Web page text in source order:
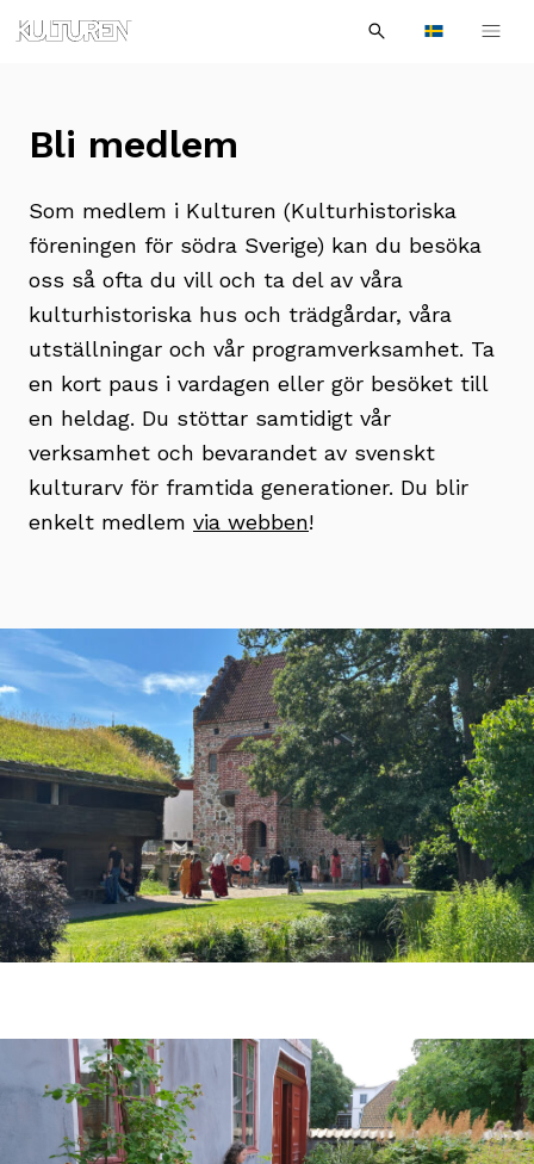
navigationen
innehållet
Languages
efter:
Sök
Bli medlem
Som medlem i Kulturen (Kulturhistoriska
föreningen för södra Sverige) kan du besöka
oss så ofta du vill och ta del av våra
kulturhistoriska hus och trädgårdar, våra
utställningar och vår programverksamhet. Ta
en kort paus i vardagen eller gör besöket till
en heldag. Du stöttar samtidigt vår
verksamhet och bevarandet av svenskt
kulturarv för framtida generationer. Du blir
enkelt medlem via webben!